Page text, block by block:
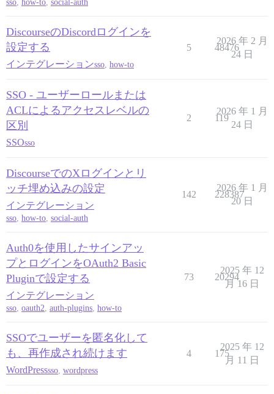
sso, how-to, social-auth
DiscourseのDiscordログインを
設定する
インテグレーションsso how-to
5 48476
2026 年 2 月
24 日
SSO - ユーザーロールまたは
ACLによるアクセスレベルの
区別
SSOsso
2 119
2026 年 1 月
24 日
DiscourseでのXログインとリ
ッチ埋め込みの設定
インテグレーション
sso, how-to, social-auth
142 228387
2026 年 1 月
20 日
Auth0を使用したサインアッ
プとログインをOAuth2 Basic
Pluginで設定する
インテグレーション
sso, oauth2, auth-plugins, how-to
73 20294
2025 年 12
月 16 日
SSOでユーザーを匿名化して
も、再作成され続けます
WordPresssso wordpress
4 175
2025 年 12
月 11 日